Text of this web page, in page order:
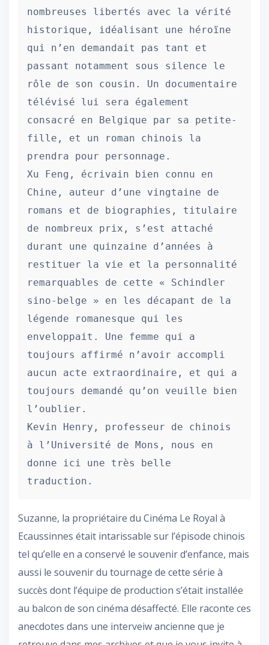
nombreuses libertés avec la vérité
historique, idéalisant une héroïne
qui n’en demandait pas tant et
passant notamment sous silence le
rôle de son cousin. Un documentaire
télévisé lui sera également
consacré en Belgique par sa petite-
fille, et un roman chinois la
prendra pour personnage.
Xu Feng, écrivain bien connu en
Chine, auteur d’une vingtaine de
romans et de biographies, titulaire
de nombreux prix, s’est attaché
durant une quinzaine d’années à
restituer la vie et la personnalité
remarquables de cette « Schindler
sino-belge » en les décapant de la
légende romanesque qui les
enveloppait. Une femme qui a
toujours affirmé n’avoir accompli
aucun acte extraordinaire, et qui a
toujours demandé qu’on veuille bien
l’oublier.
Kevin Henry, professeur de chinois
à l’Université de Mons, nous en
donne ici une très belle
traduction.
Suzanne, la propriétaire du Cinéma Le Royal à
Ecaussinnes était intarissable sur l’épisode chinois
tel qu’elle en a conservé le souvenir d’enfance, mais
aussi le souvenir du tournage de cette série à
succès dont l’équipe de production s’était installée
au balcon de son cinéma désaffecté. Elle raconte ces
anecdotes dans une interveiw ancienne que je